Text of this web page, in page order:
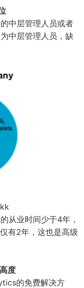
中层管理人员或者
中层管理人员，缺
从业时间少于4年，
有2年，这也是高级
度
的免费解决方